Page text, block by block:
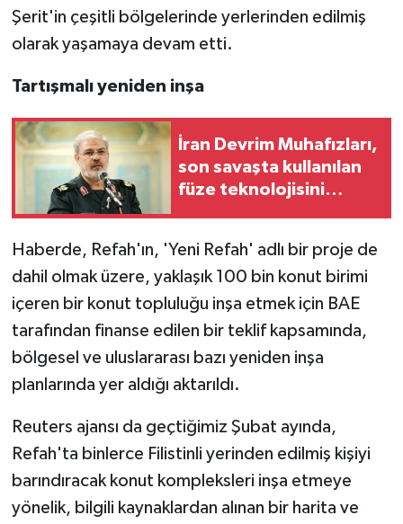
Şerit'in çeşitli bölgelerinde yerlerinden edilmiş
olarak yaşamaya devam etti.
Tartışmalı yeniden inşa
İran Devrim Muhafızları,
son savaşta kullanılan
füze teknolojisini
Haberde, Refah'ın, 'Yeni Refah' adlı bir proje de
dahil olmak üzere, yaklaşık 100 bin konut birimi
içeren bir konut topluluğu inşa etmek için BAE
tarafından finanse edilen bir teklif kapsamında,
bölgesel ve uluslararası bazı yeniden inşa
planlarında yer aldığı aktarıldı.
Reuters ajansı da geçtiğimiz Şubat ayında,
Refah'ta binlerce Filistinli yerinden edilmiş kişiyi
barındıracak konut kompleksleri inşa etmeye
yönelik, bilgili kaynaklardan alınan bir harita ve